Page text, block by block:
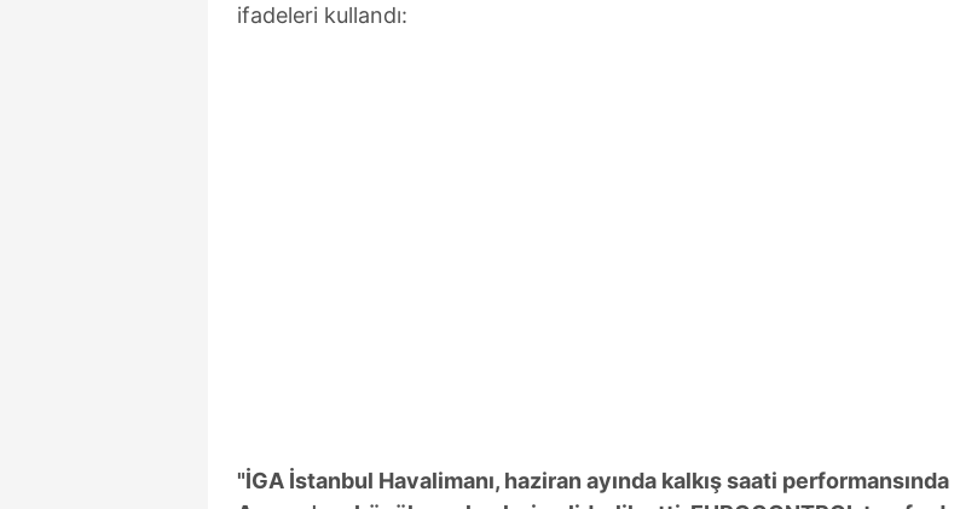
ifadeleri kullandı:
"İGA İstanbul Havalimanı, haziran ayında kalkış saati performansında